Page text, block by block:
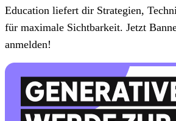
Education liefert dir Strategien,
für maximale Sichtbarkeit. Jetzt
anmelden!